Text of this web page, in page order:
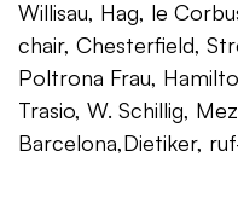
Willisau, Hag, le
chair, Chesterfield,
Poltrona Frau,
Trasio, W. Schillig,
Barcelona,Dietiker,